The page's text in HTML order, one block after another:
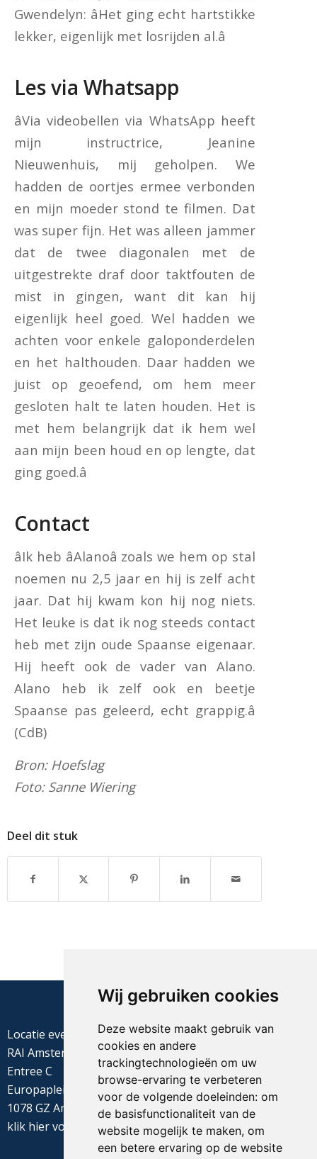
Wij gebruiken cookies
Deze website maakt gebruik van
cookies en andere
trackingtechnologieën om uw
browse-ervaring te verbeteren
voor de volgende doeleinden: om
de basisfunctionaliteit van de
website mogelijk te maken, om
een betere ervaring op de website
Gwendelyn: âHet ging echt hartstikke
lekker, eigenlijk met losrijden al.â
Les via Whatsapp
âVia videobellen via WhatsApp heeft
mijn instructrice, Jeanine
Nieuwenhuis, mij geholpen. We
hadden de oortjes ermee verbonden
en mijn moeder stond te filmen. Dat
was super fijn. Het was alleen jammer
dat de twee diagonalen met de
uitgestrekte draf door taktfouten de
mist in gingen, want dit kan hij
eigenlijk heel goed. Wel hadden we
achten voor enkele galoponderdelen
en het halthouden. Daar hadden we
juist op geoefend, om hem meer
gesloten halt te laten houden. Het is
met hem belangrijk dat ik hem wel
aan mijn been houd en op lengte, dat
ging goed.â
Contact
âIk heb âAlanoâ zoals we hem op stal
noemen nu 2,5 jaar en hij is zelf acht
jaar. Dat hij kwam kon hij nog niets.
Het leuke is dat ik nog steeds contact
heb met zijn oude Spaanse eigenaar.
Hij heeft ook de vader van Alano.
Alano heb ik zelf ook en beetje
Spaanse pas geleerd, echt grappig.â
(CdB)
Bron: Hoefslag
Foto: Sanne Wiering
Deel dit stuk
Locatie evenement
RAI Amsterdam
Entree C
Europaplein 22
1078 GZ Amsterdam
klik hiervoor de routebeschrijving